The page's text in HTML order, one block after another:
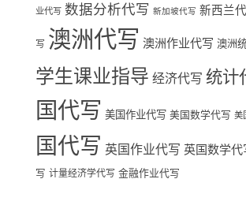
业代写 数据分析代写 新加坡代写 新西兰
写 澳洲代写 澳洲作业代写 澳洲
学生课业指导 经济代写 统计
国代写 美国作业代写 美国数学代写 美
国代写 英国作业代写 英国数学代
写 计量经济学代写 金融作业代写